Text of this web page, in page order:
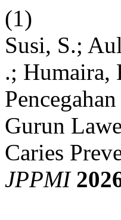
(1)
Susi, S.;
.; Humaira,
Gurun
Caries
JPPMI